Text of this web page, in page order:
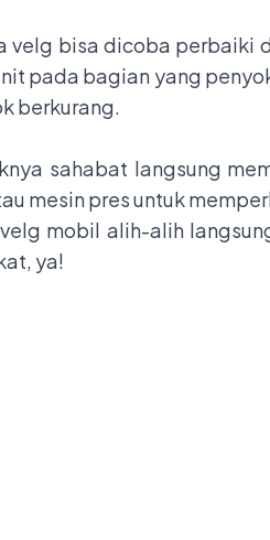
velg bisa dicoba perbaiki
pada bagian yang
berkurang.
sahabat langsung
mesin pres untuk
mobil alih-alih
ya!